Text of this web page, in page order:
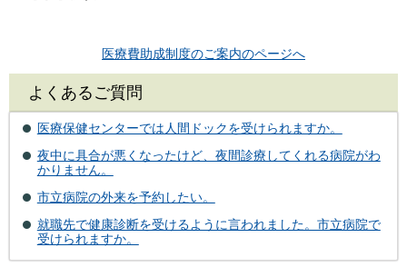
医療費助成制度のご案内のページへ
よくあるご質問
医療保健センターでは人間ドックを受けられますか。
夜中に具合が悪くなったけど、夜間診療してくれる病院がわ
かりません。
市立病院の外来を予約したい。
就職先で健康診断を受けるように言われました。市立病院で
受けられますか。